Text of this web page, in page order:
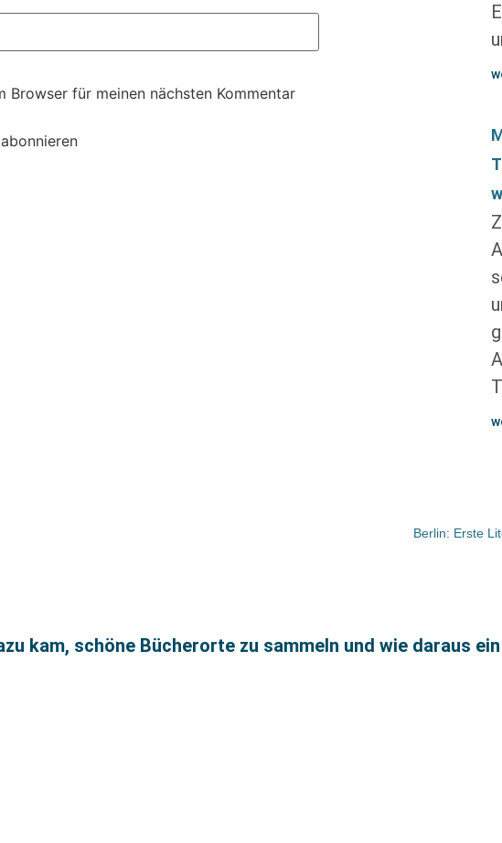
Browser für meinen nächsten Kommentar
Berlin: Erste
kam, schöne Bücherorte zu sammeln und wie daraus